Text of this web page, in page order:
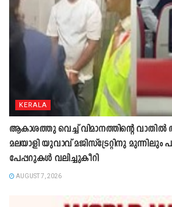
KERALA
ആകാശത്തു വെച്ച് വിമാനത്തിന്റെ വാതില്‍
മലയാളി യുവാവ് മജിസ്ട്രേറ്റിനു മുന്നിലും
പേപ്പറുകൾ വലിച്ചുകീറി
AUGUST 7, 2026